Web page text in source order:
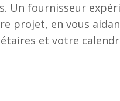
Un fournisseur
projet, en vous
et votre